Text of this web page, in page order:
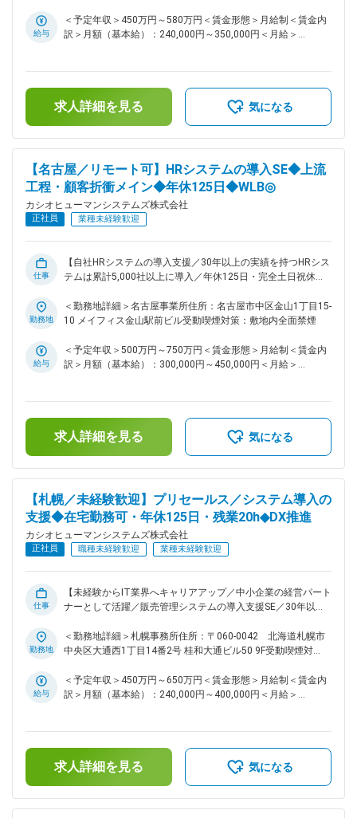
キルアップに挑戦できる点が魅力です。
案できる方を探しています。 ■業務概要 中堅・大手企業の人
事部門を中心に、業務課題やニーズを丁寧にヒアリングし、自
方を歓迎します。 1人あたり平均約20社を担当し、長期的な関
係構築を大切にしながら継続的な支援を行います。 【顧客担
当業務】 ・担当顧客へのヒアリングと業務内容の把握 ・課題
成、契約関連業務 ・導入後のフォローアップや運用提案 な
ど ■働き方 お客様との商談は訪問が中心ですが、臨機応変に
Webミーティングも活用しながら行っています。週2日までリ
モートワークが可能で、直行直帰と組み合わせて柔軟に働くこ
とが可能です。残業は業務の状況にもよりますが、月10～20
時間程度。担当案件を持ちつつ、チームメンバーと協力し合い
フェーズの今、組織づくりやサービス拡大に関われるチャンス
があります。横方向（他部門・企画との連携）や縦方向（リー
長年選ばれ続ける自社製品を扱うことで、課題解決型の営業
力・提案力を磨け、成果とプロセス双方を評価する制度のもと
与・勤怠・人事情報を一元管理できる人事統合システムで、
5,000社超が導入。30年以上にわたり信頼を築いてきました。
給与
＜予定年収＞450万円～580万円＜賃金形態＞月給制＜賃金内
訳＞月額（基本給）：240,000円～350,000円＜月給＞
額であり、選考を通じて上下する可能性があります。月給(月
額)は固定手当を含めた表記です。
求人詳細を見る 気になる
【名古屋／リモート可】HRシステムの導入SE◆上流
工程・顧客折衝メイン◆年休125日◆WLB◎
カシオヒューマンシステムズ株式会社
正社員 業種未経験歓迎
仕事
【自社HRシステムの導入支援／30年以上の実績を持つHRシス
テムは累計5,000社以上に導入／年休125日・完全土日祝休み
できる】 ■募集背景 企業の人事部門が抱える困りごとに寄り
添い、システム提案を通じて経営支援を行ってきた当社。今後
解決に挑む仲間を募集します。 ■業務概要 自社開発のHRシス
テム（人事・給与・勤怠など）を、従業員300～2000名規模
体は行わず、顧客と対話しながら業務フローを整理し、最適な
導入方法を組み立てる役割が中心です。 ■業務詳細 担当社数
は 5社前後。少数精鋭のため、各顧客に深く入り込みながら価
的な支援・改善対応で、課題整理、要望の具体化、改善提案・
調整 といった業務が日常的に発生し、顧客の成功に直結する
やりがいがあります。 ■組織： 営業2名、SE1名で構成された
チームです。少人数のため距離感が近く、情報共有 や 相談 が
しやすい環境が整っています。電話・チャット・メール・オン
ラインなどコミュニケーション手段も豊富で、東京メンバーと
日、完全週休2日制で、プライベートとの両立もしやすい体制
が整っています。また、残業は 全社平均で月20時間前後と少
信頼の実績：30年以上の歴史と累計約5,000社への導入実績を
持つ自社システムを扱い、安定した基盤のもとで活躍できます
幹である人事・給与・勤怠領域の業務改革を支援できるポジシ
ョンです ◎成長できる環境：製品開発部門とも密接に連携し
勤務地
＜勤務地詳細＞名古屋事業所住所：名古屋市中区金山1丁目15-
10 メイフィス金山駅前ビル受動喫煙対策：敷地内全面禁煙
給与
＜予定年収＞500万円～750万円＜賃金形態＞月給制＜賃金内
訳＞月額（基本給）：300,000円～450,000円＜月給＞
の金額であり、選考を通じて上下する可能性があります。月給
(月額)は固定手当を含めた表記です。
求人詳細を見る 気になる
【札幌／未経験歓迎】プリセールス／システム導入の
支援◆在宅勤務可・年休125日・残業20h◆DX推進
カシオヒューマンシステムズ株式会社
正社員 職種未経験歓迎 業種未経験歓迎
仕事
【未経験からIT業界へキャリアアップ／中小企業の経営パート
ナーとして活躍／販売管理システムの導入支援SE／30年以上
安心のフォロー体制／完全週休2日×在宅可×年休125】 働き方
もやりがいも両立できる環境で、中小企業のDX化を支える仕
当し、導入前後の支援業務に携わっていただきます。1人あた
りの担当件数は月1～5件と少なく、1社1社に深く向き合える
・社内改善課題の設定・推進 ■ 代表製品：「楽一」「BC受発
注」 販売管理・受発注といった毎日の業務に直結するシステ
ムのため、導入効果が目に見えやすい点が特徴です。 経営者
き、30年以上の実績を持つ安定した製品基盤があるため、提
勤務地
＜勤務地詳細＞札幌事務所住所：〒060-0042 北海道札幌市
中央区大通西1丁目14番2号 桂和大通ビル50 9F受動喫煙対
給与
＜予定年収＞450万円～650万円＜賃金形態＞月給制＜賃金内
訳＞月額（基本給）：240,000円～400,000円＜月給＞
与：年2回（6月・12月）・別途寒冷地手当有賃金はあくまで
も目安の金額であり、選考を通じて上下する可能性がありま
す。月給(月額)は固定手当を含めた表記です。
求人詳細を見る 気になる